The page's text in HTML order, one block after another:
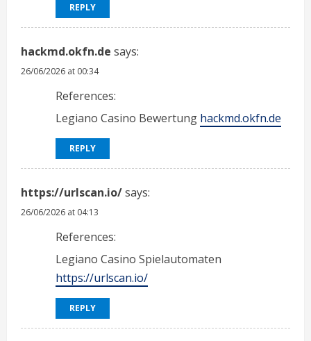
REPLY
hackmd.okfn.de says:
26/06/2026 at 00:34
References:
Legiano Casino Bewertung hackmd.okfn.de
REPLY
https://urlscan.io/says:
26/06/2026 at 04:13
References:
Legiano Casino Spielautomaten
https://urlscan.io/
REPLY